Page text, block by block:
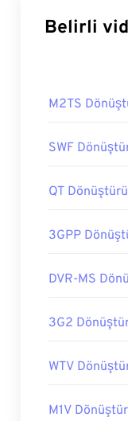
M2TS
SWF
QT
3GPP
DVR-MS
3G2
WTV
M1V